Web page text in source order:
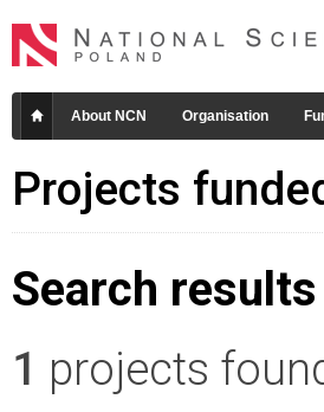
About NCN Organisation
Projects
Search results
1 projects